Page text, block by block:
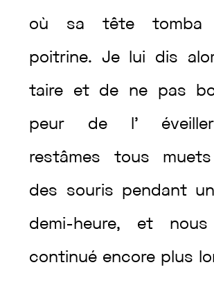
où satête tomba
poitrine. Je lui dis
taire et de ne pas
peur de l’ éveiller
restâmes tous
des souris pendant
demi-heure, et
continué encore plus